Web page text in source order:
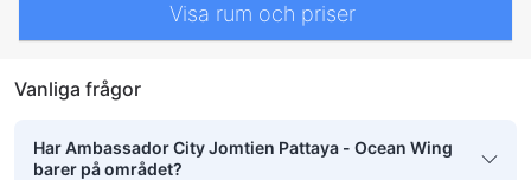
Visa rum och priser
Vanliga frågor
Har Ambassador City Jomtien Pattaya - Ocean Wing
barer på området?